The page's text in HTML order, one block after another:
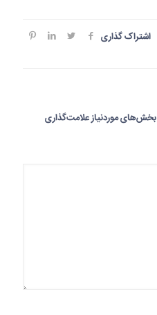
اشتراک گذاری
بخش‌های موردنیاز علامت‌گذاری